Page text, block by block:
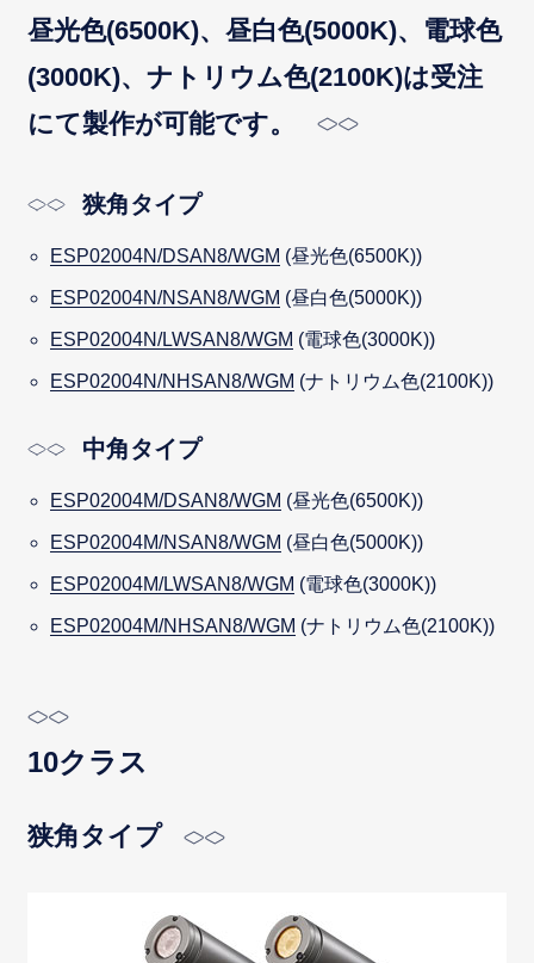
昼光色(6500K)、昼白色(5000K)、電球色
(3000K)、ナトリウム色(2100K)は受注
にて製作が可能です。
狭角タイプ
ESP02004N/DSAN8/WGM (昼光色(6500K))
ESP02004N/NSAN8/WGM (昼白色(5000K))
ESP02004N/LWSAN8/WGM (電球色(3000K))
ESP02004N/NHSAN8/WGM (ナトリウム色(2100K))
中角タイプ
ESP02004M/DSAN8/WGM (昼光色(6500K))
ESP02004M/NSAN8/WGM (昼白色(5000K))
ESP02004M/LWSAN8/WGM (電球色(3000K))
ESP02004M/NHSAN8/WGM (ナトリウム色(2100K))
10クラス
狭角タイプ